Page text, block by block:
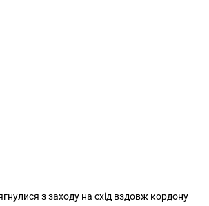
з заходу на схід вздовж кордону